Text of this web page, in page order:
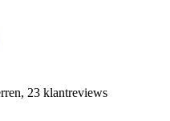
23 klantreviews